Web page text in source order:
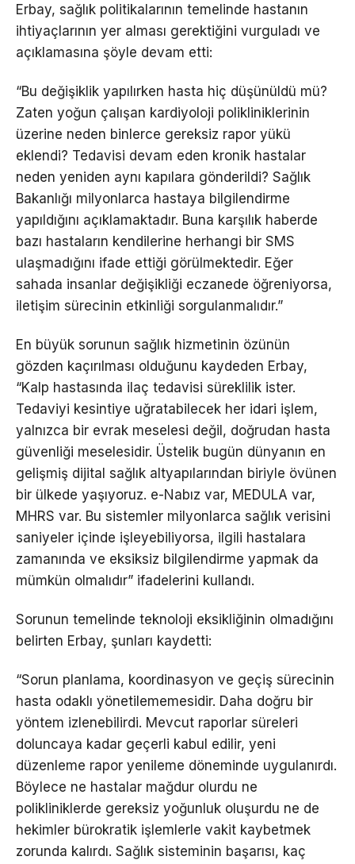
Erbay, sağlık politikalarının temelinde hastanın
ihtiyaçlarının yer alması gerektiğini vurguladı ve
açıklamasına şöyle devam etti:
“Bu değişiklik yapılırken hasta hiç düşünüldü mü?
Zaten yoğun çalışan kardiyoloji polikliniklerinin
üzerine neden binlerce gereksiz rapor yükü
eklendi? Tedavisi devam eden kronik hastalar
neden yeniden aynı kapılara gönderildi? Sağlık
Bakanlığı milyonlarca hastaya bilgilendirme
yapıldığını açıklamaktadır. Buna karşılık haberde
bazı hastaların kendilerine herhangi bir SMS
ulaşmadığını ifade ettiği görülmektedir. Eğer
sahada insanlar değişikliği eczanede öğreniyorsa,
iletişim sürecinin etkinliği sorgulanmalıdır.”
En büyük sorunun sağlık hizmetinin özünün
gözden kaçırılması olduğunu kaydeden Erbay,
“Kalp hastasında ilaç tedavisi süreklilik ister.
Tedaviyi kesintiye uğratabilecek her idari işlem,
yalnızca bir evrak meselesi değil, doğrudan hasta
güvenliği meselesidir. Üstelik bugün dünyanın en
gelişmiş dijital sağlık altyapılarından biriyle övünen
bir ülkede yaşıyoruz. e-Nabız var, MEDULA var,
MHRS var. Bu sistemler milyonlarca sağlık verisini
saniyeler içinde işleyebiliyorsa, ilgili hastalara
zamanında ve eksiksiz bilgilendirme yapmak da
mümkün olmalıdır” ifadelerini kullandı.
Sorunun temelinde teknoloji eksikliğinin olmadığını
belirten Erbay, şunları kaydetti:
“Sorun planlama, koordinasyon ve geçiş sürecinin
hasta odaklı yönetilememesidir. Daha doğru bir
yöntem izlenebilirdi. Mevcut raporlar süreleri
doluncaya kadar geçerli kabul edilir, yeni
düzenleme rapor yenileme döneminde uygulanırdı.
Böylece ne hastalar mağdur olurdu ne
polikliniklerde gereksiz yoğunluk oluşurdu ne de
hekimler bürokratik işlemlerle vakit kaybetmek
zorunda kalırdı. Sağlık sisteminin başarısı, kaç